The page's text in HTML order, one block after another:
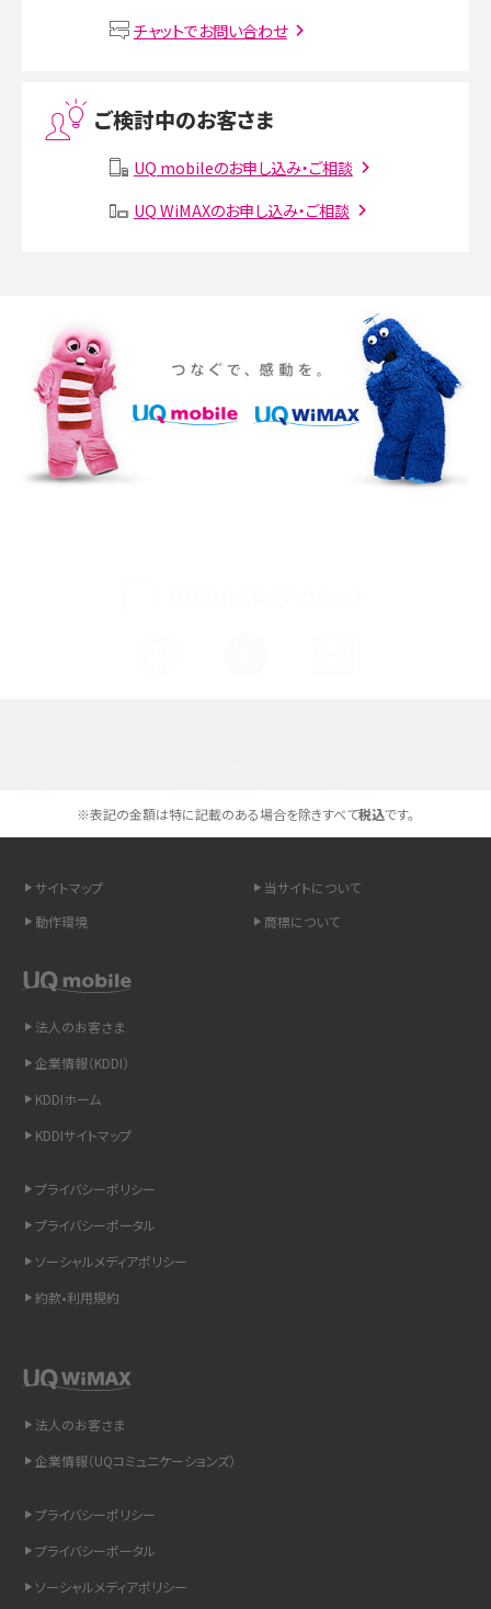
VPN接続とは？仕組みや必要性、メリット・デメリット、接続方法を解説
Instagram（インスタグラム）でスクショするとバレる？バレるケースや撮り方も解
SMSとは？料金やできること、注意点や届かない時の対処法を解説
iPhone 16eとiPhone SE（第3世代）の違いは？サイズやスペックを比較して解説
iPhone 16eとiPhone 14を徹底比較！スペック・機能の違いをわかりやすく紹介
iPhone 16シリーズのモデルを比較！価格・サイズ・カメラ性能の違いを徹底解説
iPhone 16とiPhone 15の違いは？カメラ・スペック・機能を徹底比較
LINEの引き継ぎ方法は？対象データや事前準備・条件・注意点などを解説
LINEの通知がこない時の原因と対処法9選！設定の確認手順も解説
非通知設定とは？184で電話をかける方法やiPhone・Androidの設定を解説
スマホのウィジェットとは？iPhone・Androidの設定方法やおススメを紹介
リプライ機能とは？LINE、X（旧Twitter）、Instagram、TikTokで送る方法を解説
インスタのDMの送り方は？便利機能の使い方や注意点をわかりやすく解説
Bluetooth®とは？Wi-Fiとの違いやスマホ・PCとの接続方法を解説
「iPhoneを探す」の使い方と設定方法を紹介！ブラウザやアプリから探す方法を
紹介
チャットでお問い合わせ
ご検討中のお客さま
UQ mobileのお申し込み・ご相談
UQ WiMAXのお申し込み・ご相談
※表記の金額は特に記載のある場合を除きすべて税込です。
サイトマップ
当サイトについて
動作環境
商標について
法人のお客さま
企業情報（KDDI）
KDDIホーム
KDDIサイトマップ
プライバシーポリシー
プライバシーポータル
ソーシャルメディアポリシー
約款•利用規約
法人のお客さま
企業情報（UQコミュニケーションズ）
プライバシーポリシー
プライバシーポータル
ソーシャルメディアポリシー